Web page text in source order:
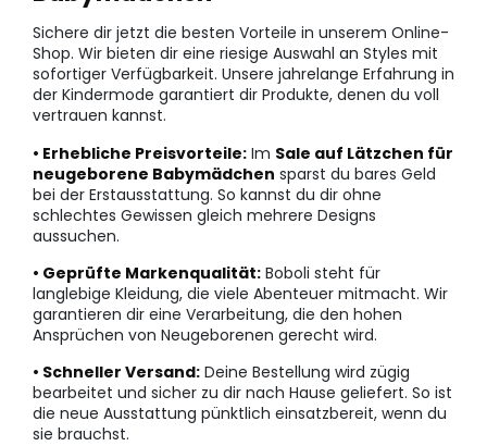
Sichere dir jetzt die besten Vorteile in unserem Online-
Shop. Wir bieten dir eine riesige Auswahl an Styles mit
sofortiger Verfügbarkeit. Unsere jahrelange Erfahrung in
der Kindermode garantiert dir Produkte, denen du voll
vertrauen kannst.
• Erhebliche Preisvorteile: Im Sale auf Lätzchen für
neugeborene Babymädchen sparst du bares Geld
bei der Erstausstattung. So kannst du dir ohne
schlechtes Gewissen gleich mehrere Designs
aussuchen.
• Geprüfte Markenqualität: Boboli steht für
langlebige Kleidung, die viele Abenteuer mitmacht. Wir
garantieren dir eine Verarbeitung, die den hohen
Ansprüchen von Neugeborenen gerecht wird.
• Schneller Versand: Deine Bestellung wird zügig
bearbeitet und sicher zu dir nach Hause geliefert. So ist
die neue Ausstattung pünktlich einsatzbereit, wenn du
sie brauchst.